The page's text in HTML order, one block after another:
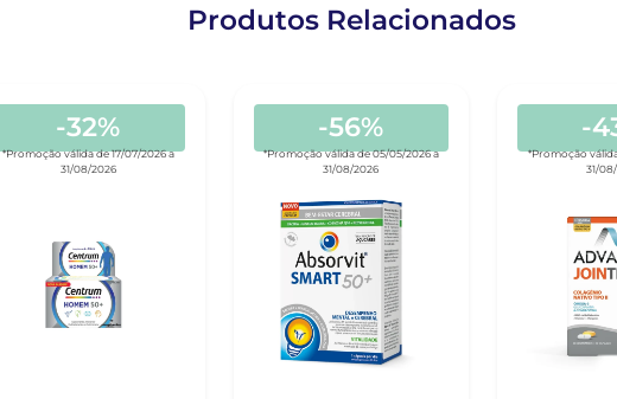
Produtos Relacionados
-32%
*Promoção válida de 17/07/2026 a
31/08/2026
-56%
*Promoção válida de 05/05/2026 a
31/08/2026
-
*Promoção
31/